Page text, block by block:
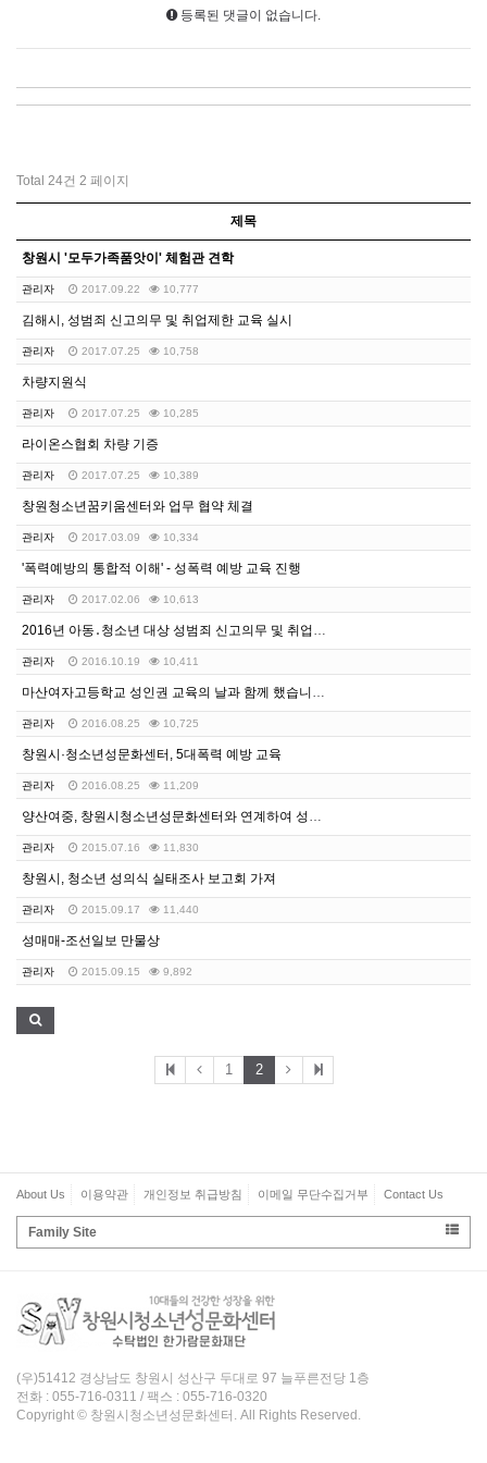
등록된 댓글이 없습니다.
Total 24건 2 페이지
제목
창원시 '모두가족품앗이' 체험관 견학
관리자 2017.09.22 10,777
김해시, 성범죄 신고의무 및 취업제한 교육 실시
관리자 2017.07.25 10,758
차량지원식
관리자 2017.07.25 10,285
라이온스협회 차량 기증
관리자 2017.07.25 10,389
창원청소년꿈키움센터와 업무 협약 체결
관리자 2017.03.09 10,334
'폭력예방의 통합적 이해' - 성폭력 예방 교육 진행
관리자 2017.02.06 10,613
2016년 아동․청소년 대상 성범죄 신고의무 및 취업제…
관리자 2016.10.19 10,411
마산여자고등학교 성인권 교육의 날과 함께 했습니다.
관리자 2016.08.25 10,725
창원시·청소년성문화센터, 5대폭력 예방 교육
관리자 2016.08.25 11,209
양산여중, 창원시청소년성문화센터와 연계하여 성폭력예방교…
관리자 2015.07.16 11,830
창원시, 청소년 성의식 실태조사 보고회 가져
관리자 2015.09.17 11,440
성매매-조선일보 만물상
관리자 2015.09.15 9,892
1 2
About Us 이용약관 개인정보 취급방침 이메일 무단수집거부 Contact Us
Family Site
(우)51412 경상남도 창원시 성산구 두대로 97 늘푸른전당 1층
전화 : 055-716-0311 / 팩스 : 055-716-0320
Copyright © 창원시청소년성문화센터. All Rights Reserved.